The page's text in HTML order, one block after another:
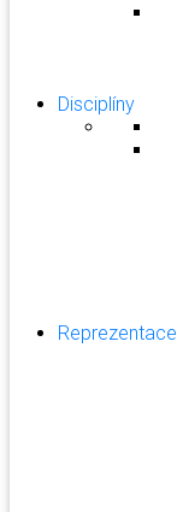
Disciplíny
Reprezentace